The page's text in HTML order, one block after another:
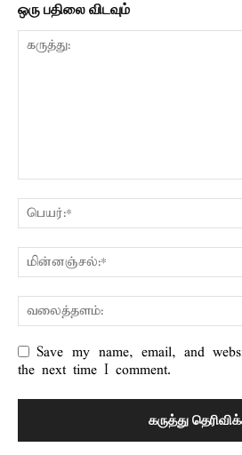
ஒரு பதிலை விடவும்
Save my name, email, and
the next time I comment.